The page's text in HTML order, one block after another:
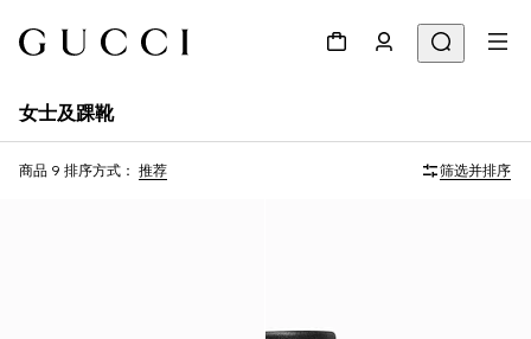
女士及踝靴
商品 9 排序方式： 推荐 筛选并排序